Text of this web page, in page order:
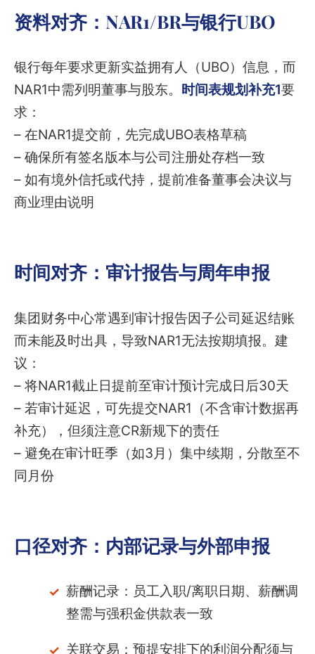
资料对齐：NAR1/BR与银行UBO
银行每年要求更新实益拥有人（UBO）信息，而
NAR1中需列明董事与股东。 时间表规划补充1要
求：
– 在NAR1提交前，先完成UBO表格草稿
– 确保所有签名版本与公司注册处存档一致
– 如有境外信托或代持，提前准备董事会决议与
商业理由说明
时间对齐：审计报告与周年申报
集团财务中心常遇到审计报告因子公司延迟结账
而未能及时出具，导致NAR1无法按期填报。建
议：
– 将NAR1截止日提前至审计预计完成日后30天
– 若审计延迟，可先提交NAR1（不含审计数据再
补充），但须注意CR新规下的责任
– 避免在审计旺季（如3月）集中续期，分散至不
同月份
口径对齐：内部记录与外部申报
薪酬记录：员工入职/离职日期、薪酬调
整需与强积金供款表一致
关联交易：预提安排下的利润分配须与